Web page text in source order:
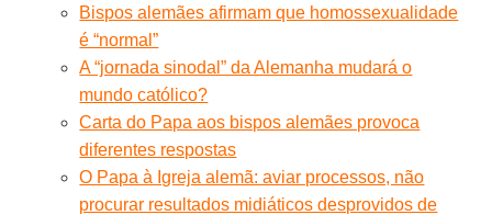
Bispos alemães afirmam que homossexualidade
é “normal”
A “jornada sinodal” da Alemanha mudará o
mundo católico?
Carta do Papa aos bispos alemães provoca
diferentes respostas
O Papa à Igreja alemã: aviar processos, não
procurar resultados midiáticos desprovidos de